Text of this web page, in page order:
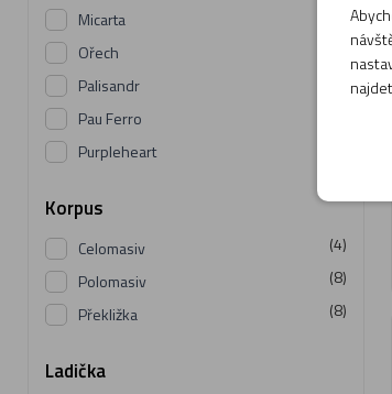
Micarta
Ořech
Palisandr
Pau Ferro
Purpleheart
Korpus
Celomasiv
(4)
Polomasiv
(8)
Překližka
(8)
Ladička